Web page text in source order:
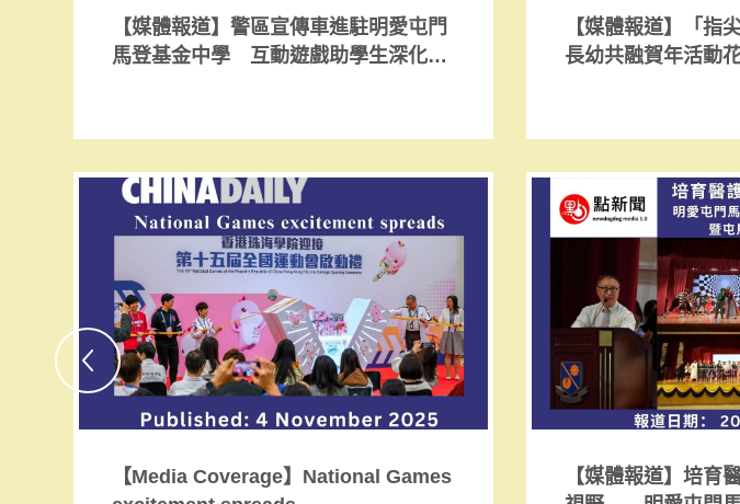
【媒體報道】警區宣傳車進駐明愛屯門
馬登基金中學 互動遊戲助學生深化國
【媒體報道】「指
長幼共融賀年活動
【Media Coverage】National Games
【媒體報道】培